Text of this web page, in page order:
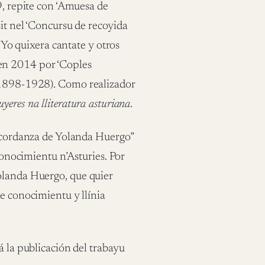
repite con ‘Amuesa de
nel ‘Concursu de recoyida
quixera cantate y otros
2014 por ‘Coples
1928). Como realizador
na lliteratura asturiana.
de Yolanda Huergo”
n’Asturies. Por
Huergo, que quier
conocimientu y llínia
la publicación del trabayu